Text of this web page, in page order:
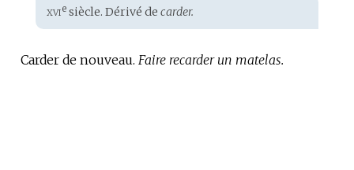
Étymologie
:
xviesiècle. Dérivé de carder.
Carder de nouveau. Faire recarder un matelas.